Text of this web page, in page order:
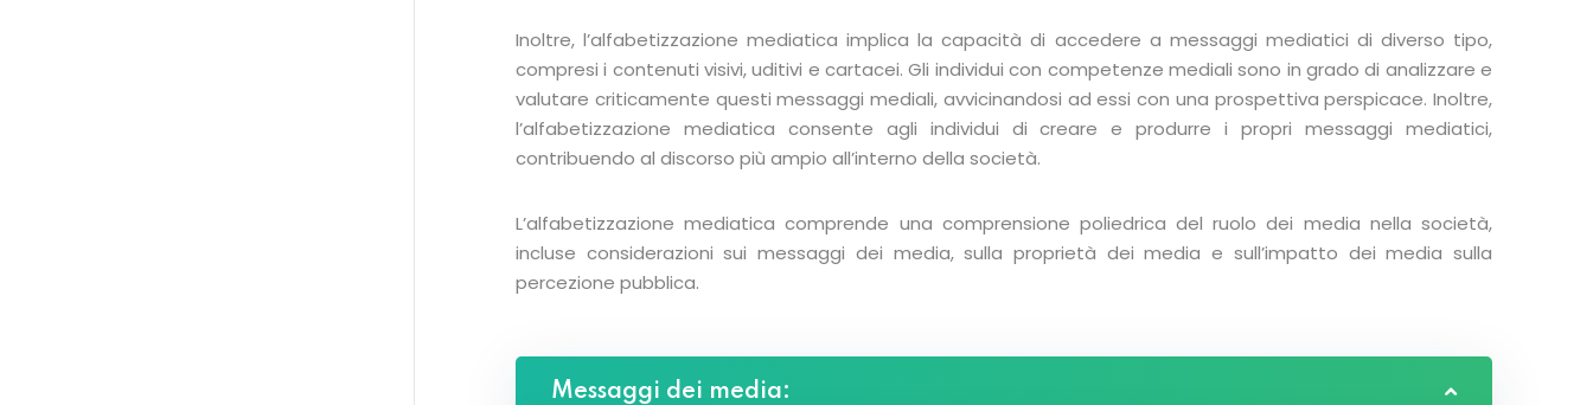
Inoltre, l’alfabetizzazione mediatica implica la capacità di accedere a messaggi mediatici di diverso tipo,
compresi i contenuti visivi, uditivi e cartacei. Gli individui con competenze mediali sono in grado di analizzare e
valutare criticamente questi messaggi mediali, avvicinandosi ad essi con una prospettiva perspicace. Inoltre,
l’alfabetizzazione mediatica consente agli individui di creare e produrre i propri messaggi mediatici,
contribuendo al discorso più ampio all’interno della società.
L’alfabetizzazione mediatica comprende una comprensione poliedrica del ruolo dei media nella società,
incluse considerazioni sui messaggi dei media, sulla proprietà dei media e sull’impatto dei media sulla
percezione pubblica.
Messaggi dei media: